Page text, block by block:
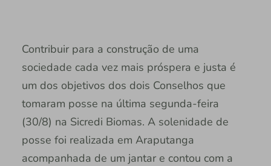
Contribuir para a construção de uma
sociedade cada vez mais próspera e justa é
um dos objetivos dos dois Conselhos que
tomaram posse na última segunda-feira
(30/8) na Sicredi Biomas. A solenidade de
posse foi realizada em Araputanga
acompanhada de um jantar e contou com a